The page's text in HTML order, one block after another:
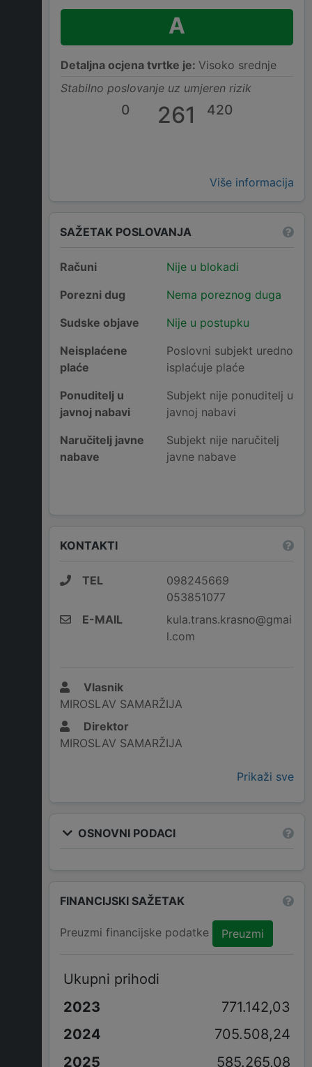
A
Detaljna ocjena tvrtke je: Visoko srednje
Stabilno poslovanje uz umjeren rizik
0 261 420
Više informacija
SAŽETAK POSLOVANJA
Računi
Nije u blokadi
Porezni dug
Nema poreznog duga
Sudske objave
Nije u postupku
Neisplaćene
plaće
Poslovni subjekt uredno
isplaćuje plaće
Ponuditelj u
javnoj nabavi
Subjekt nije ponuditelj u
javnoj nabavi
Naručitelj javne
nabave
Subjekt nije naručitelj
javne nabave
KONTAKTI
TEL
098245669
053851077
E-MAIL
kula.trans.krasno@gmai
l.com
Vlasnik
MIROSLAV SAMARŽIJA
Direktor
MIROSLAV SAMARŽIJA
Prikaži sve
OSNOVNI PODACI
FINANCIJSKI SAŽETAK
Preuzmi financijske podatke Preuzmi
Ukupni prihodi
771.142,03
705.508,24
585.265,08